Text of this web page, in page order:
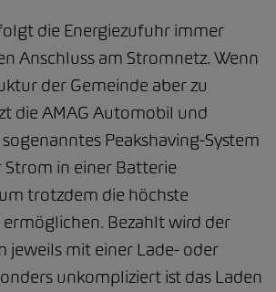
die Energiezufuhr immer
Anschluss am Stromnetz. Wenn
der Gemeinde aber zu
die AMAG Automobil und
Peakshaving-System
Strom in einer Batterie
trotzdem die höchste
ermöglichen. Bezahlt wird der
jeweils mit einer Lade- oder
unkompliziert ist das Laden